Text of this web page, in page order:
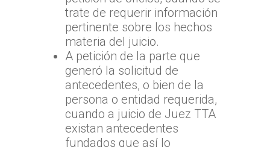
trate de requerir información
pertinente sobre los hechos
materia del juicio.
A petición de la parte que
generó la solicitud de
antecedentes, o bien de la
persona o entidad requerida,
cuando a juicio de Juez TTA
existan antecedentes
fundados que así lo
Antofagasta
TTA de la Región de
Coquimbo
Metropolitana
TTA de la Región del
O`Higgins
TTA de la Región de
Araucanía
Lagos
TTA de la Región de
del General Carlos
Lunes a Viernes entre
08:00 a 17:00